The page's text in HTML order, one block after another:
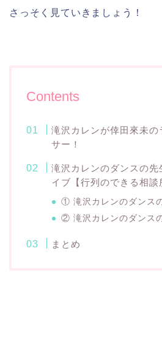
さっそく見ていきましょう！
Contents
滝沢カレンが倖田來未
サー！
滝沢カレンのダンスの先
イブ【行列のできる相談
① 滝沢カレンのダンス
② 滝沢カレンのダンス
まとめ